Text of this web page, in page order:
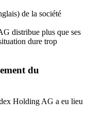
de la société
distribue plus que ses
dure trop
du
Holding AG a eu lieu